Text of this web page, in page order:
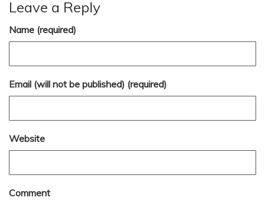
Leave a Reply
Name (required)
Email (will not be published) (required)
Website
Comment